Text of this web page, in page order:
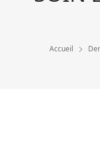
Accueil